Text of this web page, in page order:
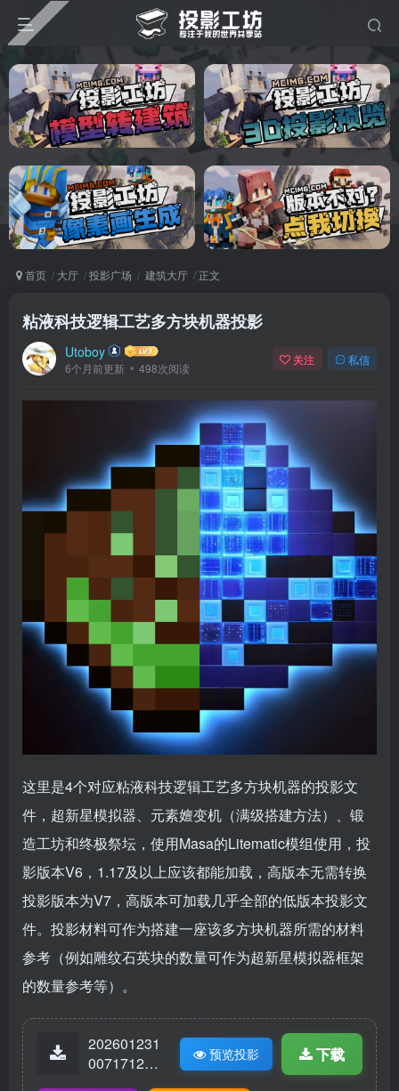
首页 大厅 投影广场 建筑大厅 正文
粘液科技逻辑工艺多方块机器投影
Utoboy
6个月前更新 498次阅读
关注 私信
这里是4个对应粘液科技逻辑工艺多方块机器的投影文
件，超新星模拟器、元素嬗变机（满级搭建方法）、锻
造工坊和终极祭坛，使用Masa的Litematic模组使用，投
影版本V6，1.17及以上应该都能加载，高版本无需转换
投影版本为V7，高版本可加载几乎全部的低版本投影文
件。投影材料可作为搭建一座该多方块机器所需的材料
参考（例如雕纹石英块的数量可作为超新星模拟器框架
的数量参考等）。
202601231
00717128-
预览投影 下载